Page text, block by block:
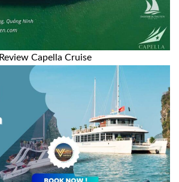
Review Capella Cruise